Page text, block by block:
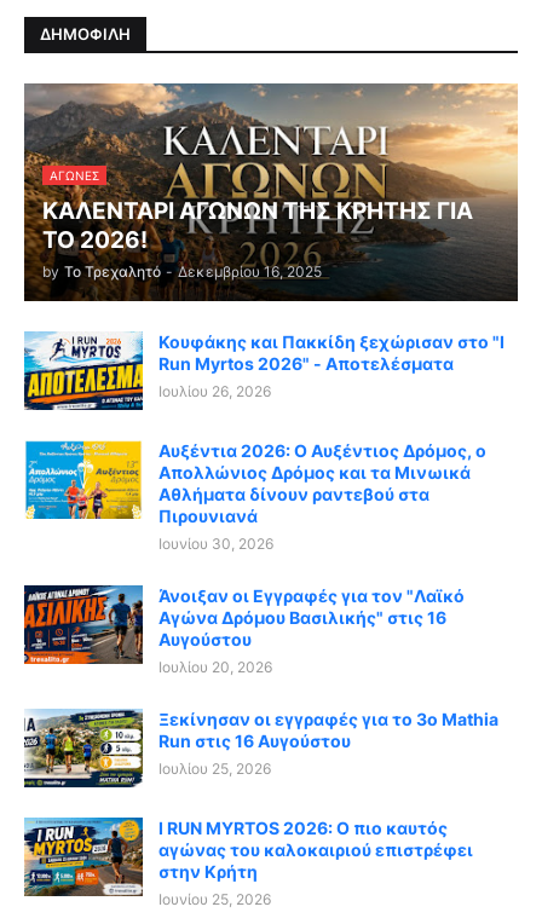
ΔΗΜΟΦΙΛΗ
ΑΓΏΝΕΣ
ΚΑΛΕΝΤΑΡΙ ΑΓΩΝΩΝ ΤΗΣ ΚΡΗΤΗΣ ΓΙΑ
ΤΟ 2026!
by Το Τρεχαλητό - Δεκεμβρίου 16, 2025
Κουφάκης και Πακκίδη ξεχώρισαν στο "I
Run Myrtos 2026" - Αποτελέσματα
Ιουλίου 26, 2026
Αυξέντια 2026: Ο Αυξέντιος Δρόμος, ο
Απολλώνιος Δρόμος και τα Μινωικά
Αθλήματα δίνουν ραντεβού στα
Πιρουνιανά
Ιουνίου 30, 2026
Άνοιξαν οι Εγγραφές για τον "Λαϊκό
Αγώνα Δρόμου Βασιλικής" στις 16
Αυγούστου
Ιουλίου 20, 2026
Ξεκίνησαν οι εγγραφές για το 3ο Mathia
Run στις 16 Αυγούστου
Ιουλίου 25, 2026
I RUN MYRTOS 2026: Ο πιο καυτός
αγώνας του καλοκαιριού επιστρέφει
στην Κρήτη
Ιουνίου 25, 2026